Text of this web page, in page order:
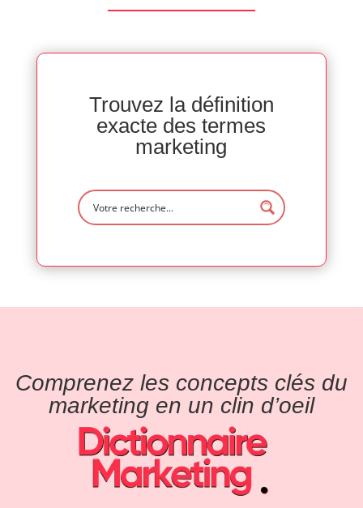
Trouvez la définition
exacte des termes
marketing
Comprenez les concepts clés du
marketing en un clin d’oeil